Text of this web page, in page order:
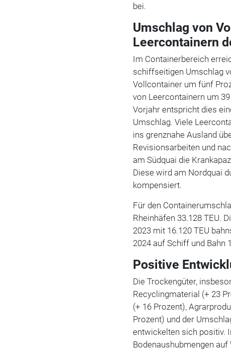
bei.
Umschlag von
Leercontainern
Im Containerbereich
schiffseitigen Umschlag
Vollcontainer um fünf
von Leercontainern um
Vorjahr entspricht dies
Umschlag. Viele
ins grenznahe Ausland
Revisionsarbeiten und
am Südquai die
Diese wird am Nordquai
kompensiert.
Für den
Rheinhäfen 33.128 TEU.
2023 mit 16.120 TEU
2024 auf Schiff und Bahn
Positive
Die Trockengüter,
Recyclingmaterial (+ 23
(+ 16 Prozent),
Prozent) und der
entwickelten sich positiv.
Bodenaushubmengen